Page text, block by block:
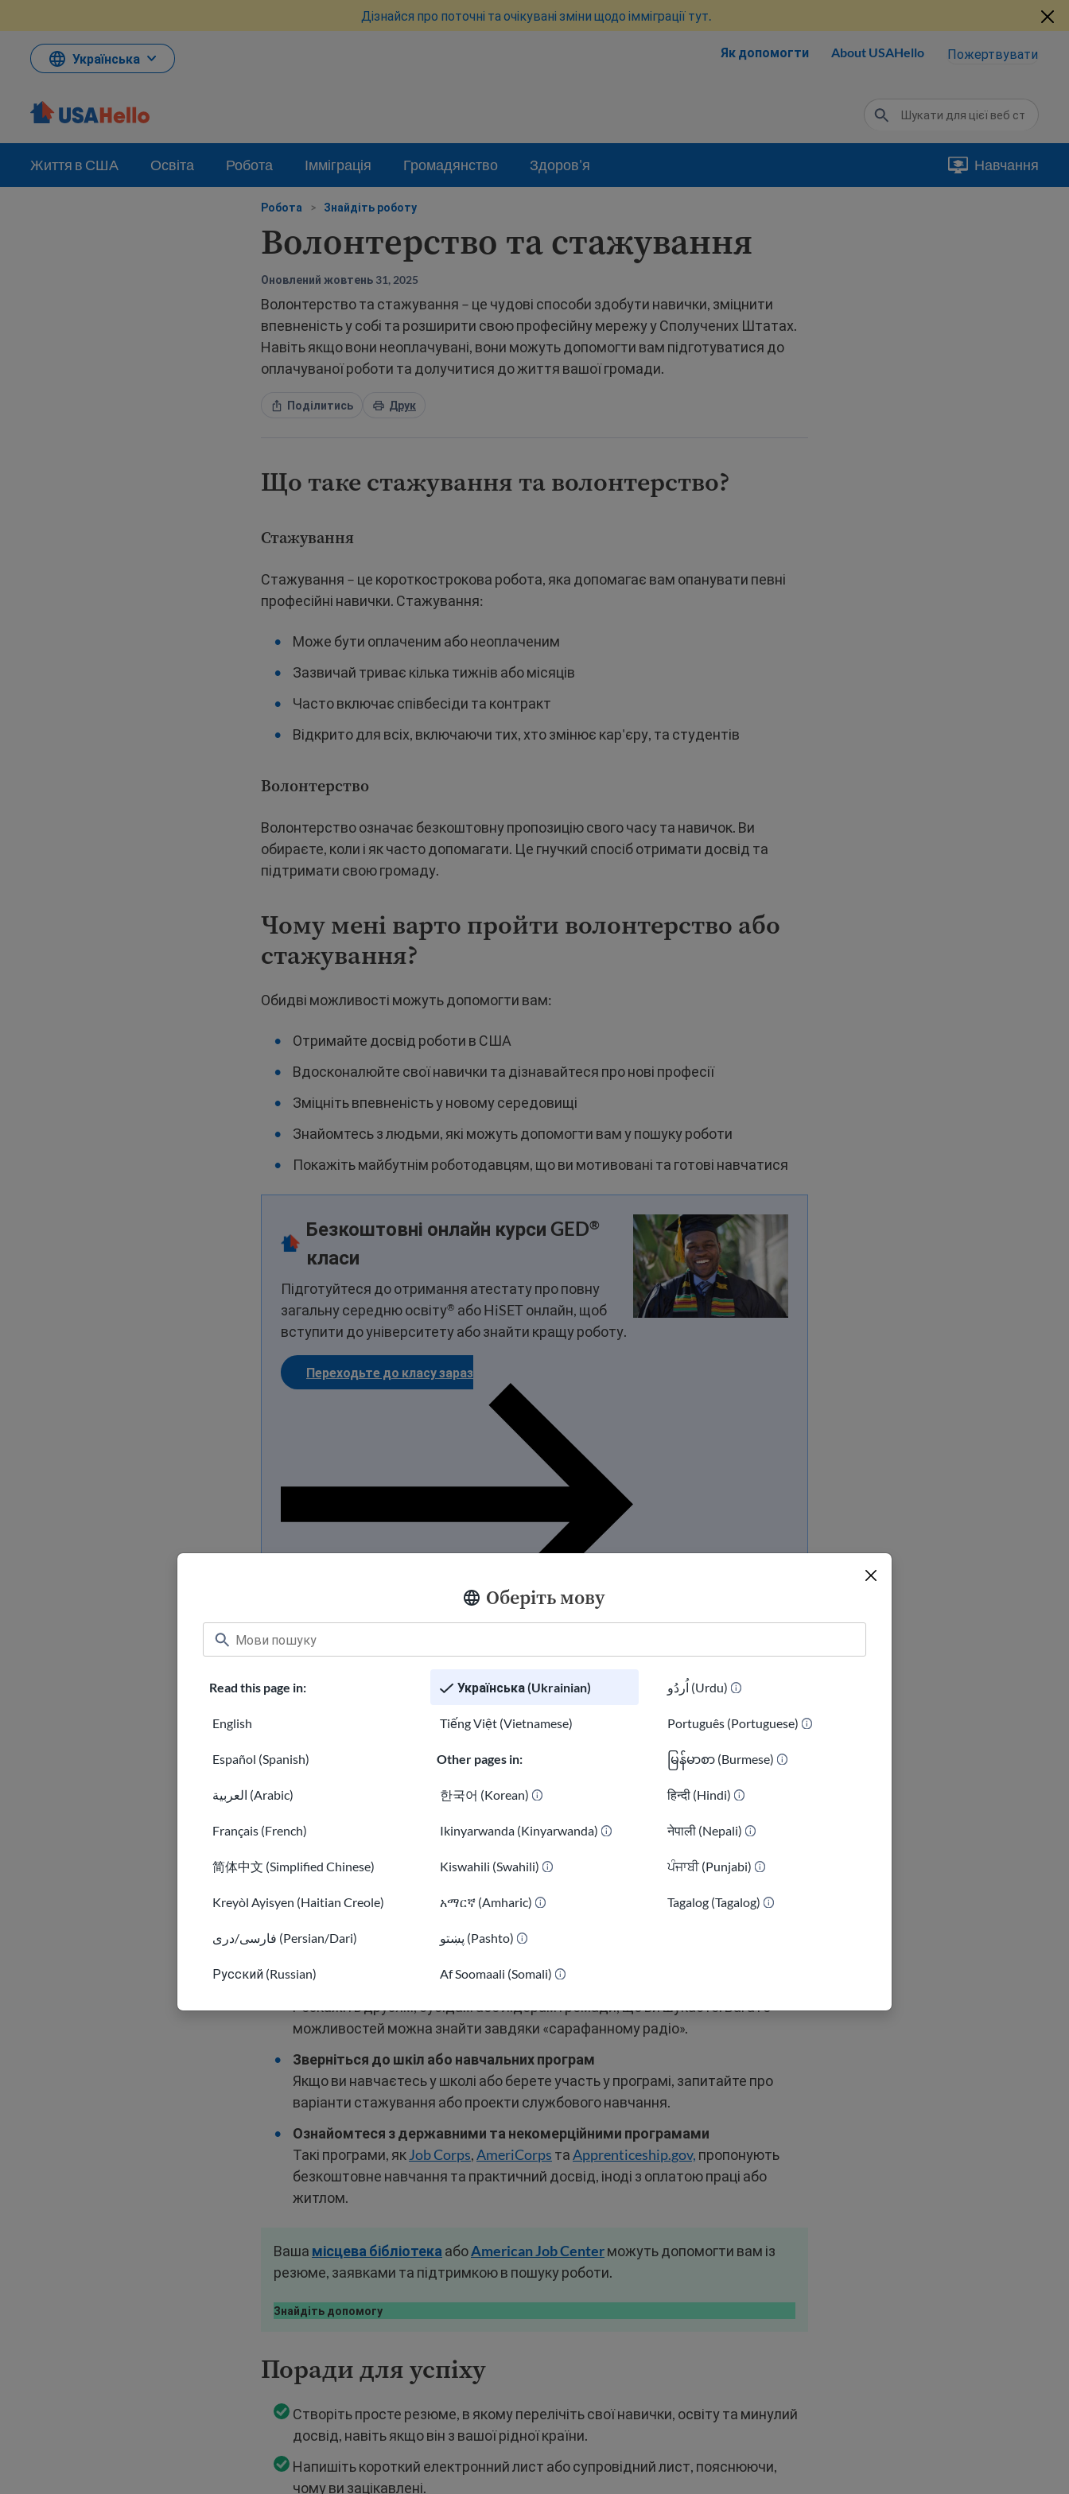
Дізнайся про поточні та очікувані зміни щодо імміграції тут.
Українська Як допомогти About USAHello Пожертвувати
Життя в США Освіта Робота Імміграція Громадянство Здоров'я Навчання
Оберіть мову
Read this page in:
English
Español (Spanish)
العربية (Arabic)
Français (French)
简体中文 (Simplified Chinese)
Kreyòl Ayisyen (Haitian Creole)
فارسی/دری (Persian/Dari)
Русский (Russian)
Українська (Ukrainian)
Tiếng Việt (Vietnamese)
Other pages in:
한국어 (Korean)
Ikinyarwanda (Kinyarwanda)
Kiswahili (Swahili)
አማርኛ (Amharic)
پښتو (Pashto)
Af Soomaali (Somali)
اُردُو (Urdu)
Português (Portuguese)
မြန်မာစာ (Burmese)
हिन्दी (Hindi)
नेपाली (Nepali)
ਪੰਜਾਬੀ (Punjabi)
Tagalog (Tagalog)
Робота > Знайдіть роботу
Волонтерство та стажування
Оновлений жовтень 31, 2025
Волонтерство та стажування – це чудові способи здобути навички, зміцнити
впевненість у собі та розширити свою професійну мережу у Сполучених Штатах.
Навіть якщо вони неоплачувані, вони можуть допомогти вам підготуватися до
оплачуваної роботи та долучитися до життя вашої громади.
Поділитись Друк
Що таке стажування та волонтерство?
Стажування
Стажування – це короткострокова робота, яка допомагає вам опанувати певні
професійні навички. Стажування:
Може бути оплаченим або неоплаченим
Зазвичай триває кілька тижнів або місяців
Часто включає співбесіди та контракт
Відкрито для всіх, включаючи тих, хто змінює кар'єру, та студентів
Волонтерство
Волонтерство означає безкоштовну пропозицію свого часу та навичок. Ви
обираєте, коли і як часто допомагати. Це гнучкий спосіб отримати досвід та
підтримати свою громаду.
Чому мені варто пройти волонтерство або
стажування?
Обидві можливості можуть допомогти вам:
Отримайте досвід роботи в США
Вдосконалюйте свої навички та дізнавайтеся про нові професії
Зміцніть впевненість у новому середовищі
Знайомтесь з людьми, які можуть допомогти вам у пошуку роботи
Покажіть майбутнім роботодавцям, що ви мотивовані та готові навчатися
Безкоштовні онлайн курси GED®
класи
Підготуйтеся до отримання атестату про повну
загальну середню освіту® або HiSET онлайн, щоб
вступити до університету або знайти кращу роботу.
Переходьте до класу зараз
Як знайти можливості
Ось способи пошуку стажувань та волонтерської роботи:
Пошук онлайн
Використовуйте такі вебсайти, якLinkedIn Idealist.org. Фільтруйте за
Зверніться до місцевих організацій
Запитайте в бібліотеках, школах, некомерційних організаціях, притулках та
Використовуйте свою мережу
Розкажіть друзям, сусідам або лідерам громади, що ви шукаєте. Багато
можливостей можна знайти завдяки «сарафанному радіо».
Зверніться до шкіл або навчальних програм
Якщо ви навчаєтесь у школі або берете участь у програмі, запитайте про
варіанти стажування або проекти службового навчання.
Ознайомтеся з державними та некомерційними програмами
Такі програми, якJob Corps,AmeriCorps таApprenticeship.gov, пропонують
безкоштовне навчання та практичний досвід, іноді з оплатою праці або
житлом.
Ваша місцева бібліотека абоAmerican Job Centerможуть допомогти вам із
резюме, заявками та підтримкою в пошуку роботи.
Знайдіть допомогу
Поради для успіху
Створіть просте резюме, в якому перелічіть свої навички, освіту та минулий
досвід, навіть якщо він з вашої рідної країни.
Напишіть короткий електронний лист або супровідний лист, пояснюючи,
чому ви зацікавлені.